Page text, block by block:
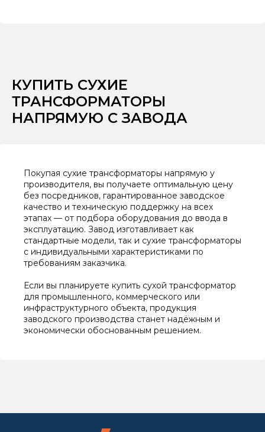
КУПИТЬ СУХИЕ
ТРАНСФОРМАТОРЫ
НАПРЯМУЮ С ЗАВОДА
Покупая сухие трансформаторы напрямую у
производителя, вы получаете оптимальную цену
без посредников, гарантированное заводское
качество и техническую поддержку на всех
этапах — от подбора оборудования до ввода в
эксплуатацию. Завод изготавливает как
стандартные модели, так и сухие трансформаторы
с индивидуальными характеристиками по
требованиям заказчика.
Если вы планируете купить сухой трансформатор
для промышленного, коммерческого или
инфраструктурного объекта, продукция
заводского производства станет надёжным и
экономически обоснованным решением.